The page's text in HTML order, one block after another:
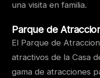
una visita en familia.
Parque de
El Parque de
atractivos de la Casa
gama de atracciones